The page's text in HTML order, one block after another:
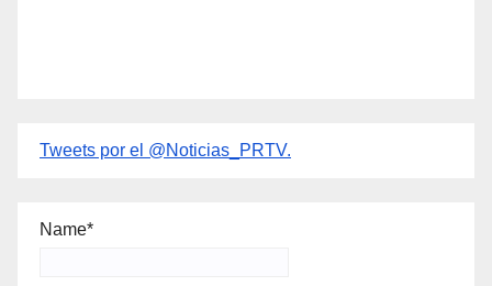
Tweets por el @Noticias_PRTV.
Name*